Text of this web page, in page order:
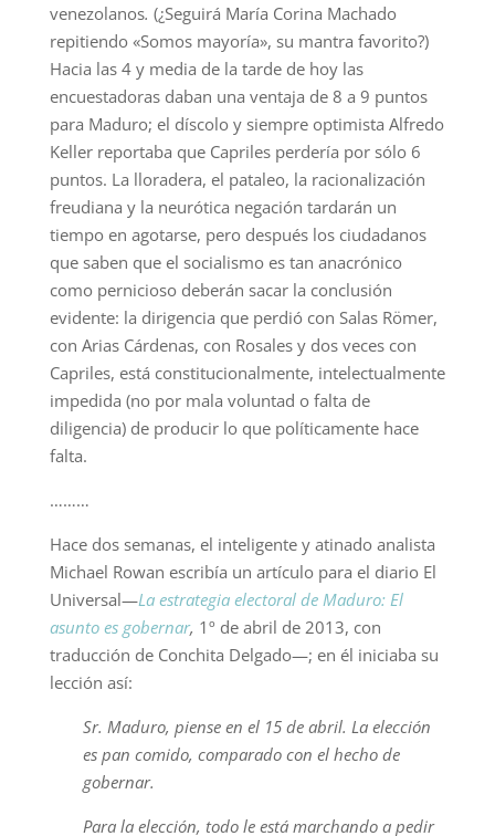
venezolanos. (¿Seguirá María Corina Machado
repitiendo «Somos mayoría», su mantra favorito?)
Hacia las 4 y media de la tarde de hoy las
encuestadoras daban una ventaja de 8 a 9 puntos
para Maduro; el díscolo y siempre optimista Alfredo
Keller reportaba que Capriles perdería por sólo 6
puntos. La lloradera, el pataleo, la racionalización
freudiana y la neurótica negación tardarán un
tiempo en agotarse, pero después los ciudadanos
que saben que el socialismo es tan anacrónico
como pernicioso deberán sacar la conclusión
evidente: la dirigencia que perdió con Salas Römer,
con Arias Cárdenas, con Rosales y dos veces con
Capriles, está constitucionalmente, intelectualmente
impedida (no por mala voluntad o falta de
diligencia) de producir lo que políticamente hace
falta.
………
Hace dos semanas, el inteligente y atinado analista
Michael Rowan escribía un artículo para el diario El
Universal—La estrategia electoral de Maduro: El
asunto es gobernar, 1º de abril de 2013, con
traducción de Conchita Delgado—; en él iniciaba su
lección así:
Sr. Maduro, piense en el 15 de abril. La elección
es pan comido, comparado con el hecho de
gobernar.
Para la elección, todo le está marchando a pedir